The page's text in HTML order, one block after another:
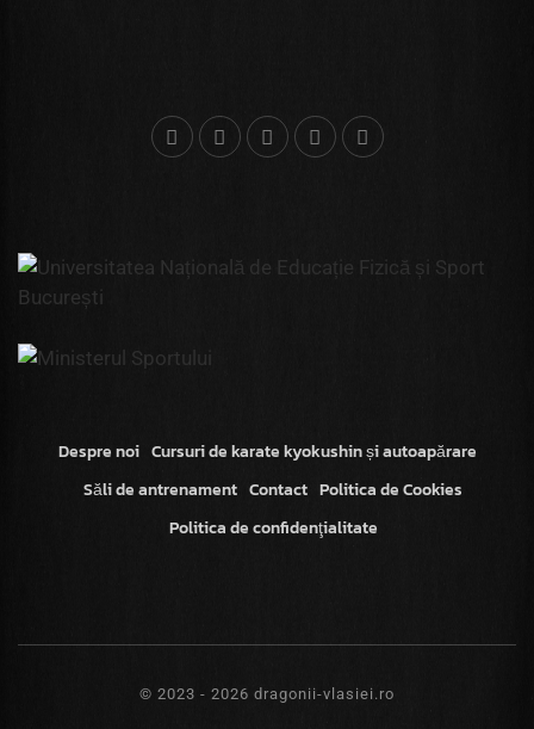
Despre noi Cursuri de karate kyokushin și autoapărare
Săli de antrenament Contact Politica de Cookies
Politica de confidenţialitate
© 2023 - 2026 dragonii-vlasiei.ro